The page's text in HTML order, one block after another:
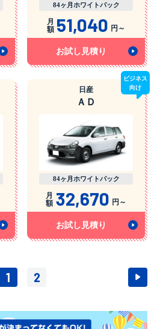
84ヶ月ホワイトパック
月
額 51,040 円～
お試し見積り
日産
ＡＤ
ビジネス
向け
84ヶ月ホワイトパック
月
額 32,670 円～
お試し見積り
1 2